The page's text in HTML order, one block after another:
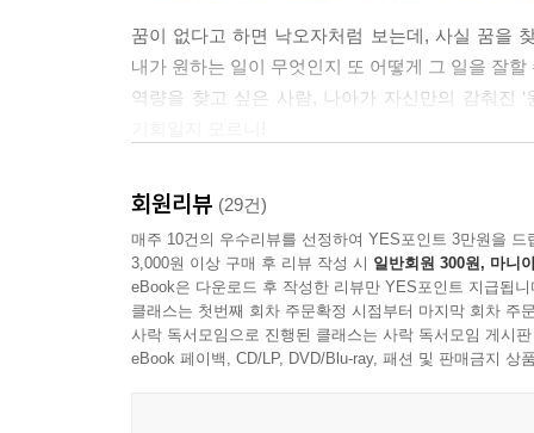
내면에 숨겨진 빛깔을 얼마나 풍요롭게 드러낼
하게 하는 파도를 만듭니다. 그 장엄한 물결 속에
이 책은 총 4장으로 구성되어 내가 진짜 ‘좋아하
사회에서 나의 방향성을 찾도록 도와주는 나침반인
성장과 성취를 거두게 해줄 5가지 법칙을 소개한다.
꿈이 없다고 하면 낙오자처럼 보는데, 사실 꿈을
내가 원하는 일이 무엇인지 또 어떻게 그 일을 잘
역량을 찾고 싶은 사람, 나아가 자신만의 감춰진
회원리뷰 (29건)
매주 10건의 우수리뷰를 선정하여 YES포인트 3만원을 드
3,000원 이상 구매 후 리뷰 작성 시 일반회원 300원, 마니
eBook은 다운로드 후 작성한 리뷰만 YES포인트 지급됩니
클래스는 첫번째 회차 주문확정 시점부터 마지막 회차 주
사락 독서모임으로 진행된 클래스는 사락 독서모임 게시
eBook 페이백, CD/LP, DVD/Blu-ray, 패션 및 판매금지 상